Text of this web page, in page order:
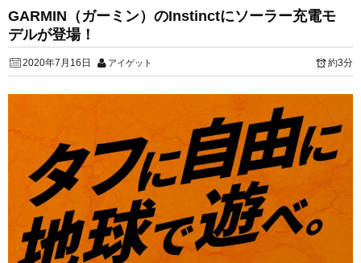
GARMIN（ガーミン）のInstinctにソーラー充電モ
デルが登場！
2020年7月16日 アイゲット 約3分